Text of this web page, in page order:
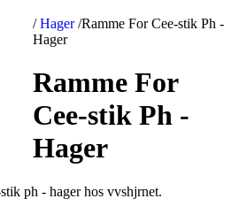
/ Hager /Ramme For Cee-stik Ph -
Hager
Ramme For
Cee-stik Ph -
Hager
ph - hager hos vvshjrnet.